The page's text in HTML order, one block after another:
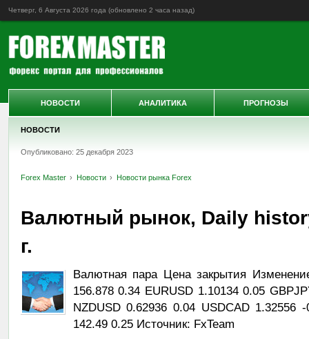
Четверг, 6 Августа 2026 года (обновлено 2 часа назад)
НОВОСТИ
Опубликовано: 25 декабря 2023
Forex Master Новости Новости рынка Forex
Валютный рынок, Daily
г.
Валютная пара Цена закрытия
156.878 0.34 EURUSD 1.10134 0.05
NZDUSD 0.62936 0.04 USDCAD 1.32556
142.49 0.25 Источник: FxTeam
НОВОСТИ АНАЛИТИКА ПРОГНОЗЫ